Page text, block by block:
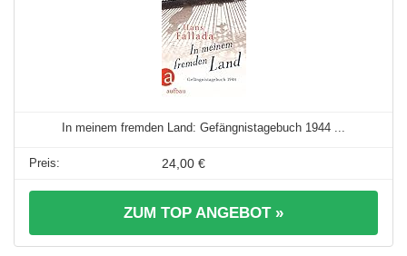
In meinem fremden Land: Gefängnistagebuch 1944 ...
24,00 €
ZUM TOP ANGEBOT »